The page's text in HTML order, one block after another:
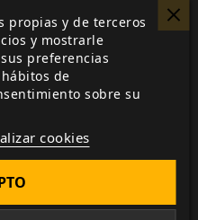
no pierdas la cabeza y
hacerte con este libro!
propias y de terceros
y mostrarle
preferencias
de
sobre su
cookies